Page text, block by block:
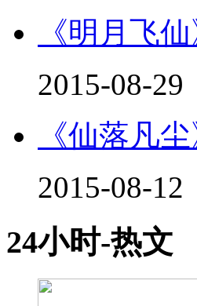
《明月飞
2015-08-29
《仙落凡
2015-08-12
24小时-热文